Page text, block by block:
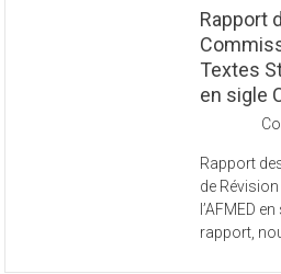
Rapport
Textes
en sigle
Rapport
de
l’AFMED
rapport,